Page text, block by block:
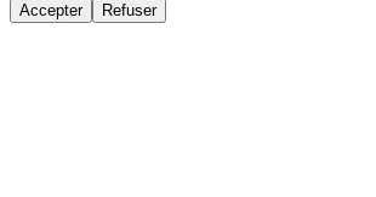
Accepter Refuser